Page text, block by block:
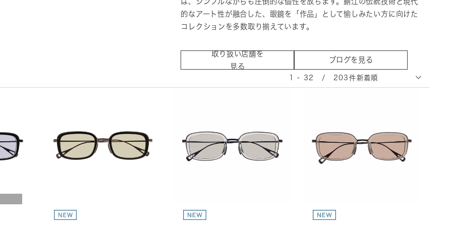
的なアート性が融合した、眼鏡を「作品」として愉しみたい方に向けた
コレクションを多数取り揃えています。
取り扱い店舗を
見る
ブログを見る
1 - 32 / 203件